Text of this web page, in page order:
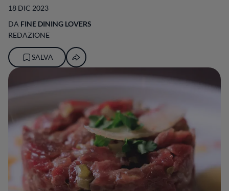
18 DIC 2023
DA FINE DINING LOVERS
REDAZIONE
SALVA